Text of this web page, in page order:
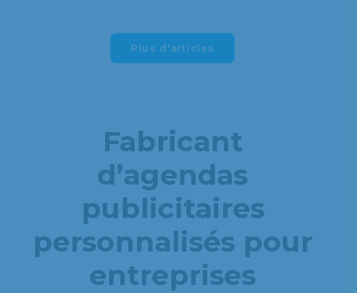
Plus d'articles
Fabricant
d’agendas
publicitaires
personnalisés pour
entreprises